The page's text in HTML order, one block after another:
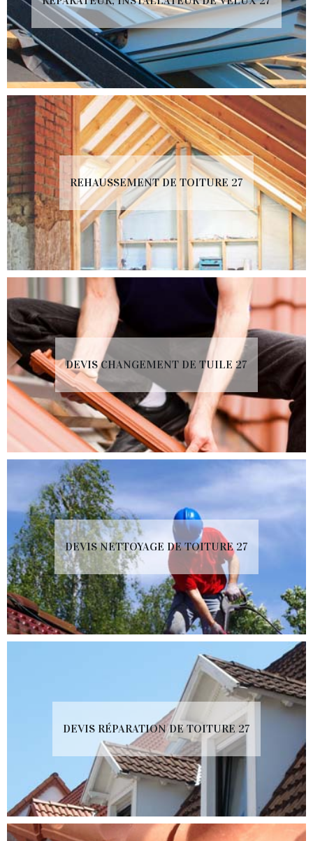
REHAUSSEMENT DE TOITURE 27
DEVIS CHANGEMENT DE TUILE 27
DEVIS NETTOYAGE DE TOITURE 27
DEVIS RÉPARATION DE TOITURE 27